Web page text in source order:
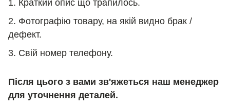
1. Краткий опис що трапилось.
2. Фотографію товару, на якій видно брак /
дефект.
3. Свій номер телефону.
Після цього з вами зв'яжеться наш менеджер
для уточнення деталей.